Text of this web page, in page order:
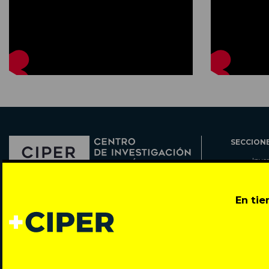
En
Todos los derechos reservados © 2007-2026